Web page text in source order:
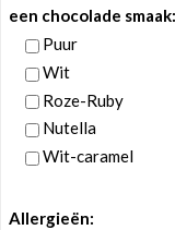
een chocolade smaak:
Puur
Wit
Roze-Ruby
Nutella
Wit-caramel
Allergieën: